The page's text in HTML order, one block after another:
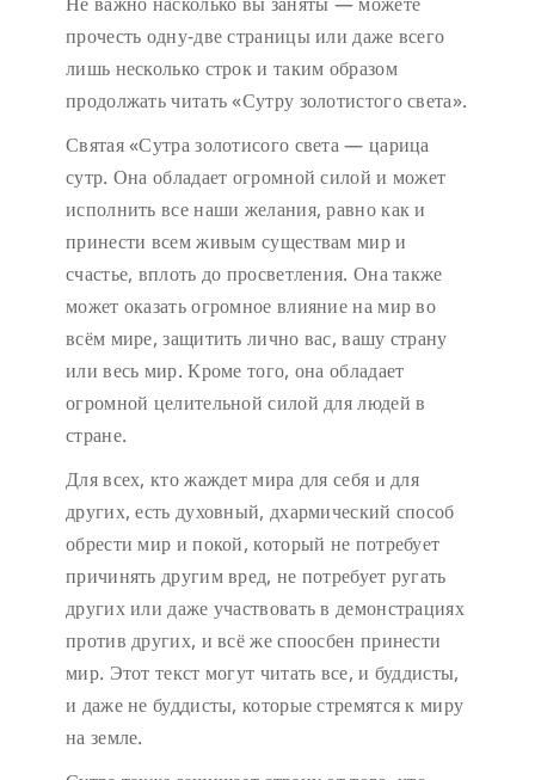
прочесть одну-две страницы или даже всего
лишь несколько строк и таким образом
продолжать читать «Сутру золотистого света».
Святая «Сутра золотисого света — царица
сутр. Она обладает огромной силой и может
исполнить все наши желания, равно как и
принести всем живым существам мир и
счастье, вплоть до просветления. Она также
может оказать огромное влияние на мир во
всём мире, защитить лично вас, вашу страну
или весь мир. Кроме того, она обладает
огромной целительной силой для людей в
стране.
Для всех, кто жаждет мира для себя и для
других, есть духовный, дхармический способ
обрести мир и покой, который не потребует
причинять другим вред, не потребует ругать
других или даже участвовать в демонстрациях
против других, и всё же споосбен принести
мир. Этот текст могут читать все, и буддисты,
и даже не буддисты, которые стремятся к миру
на земле.